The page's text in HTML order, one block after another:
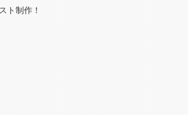
イベント）
ー制作・PRイベント）
ト制作！